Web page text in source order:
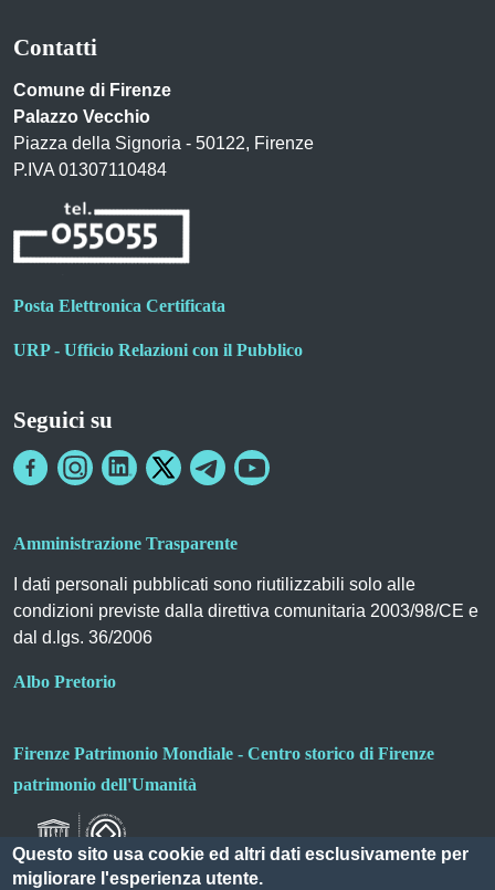
Contatti
Comune di Firenze
Palazzo Vecchio
Piazza della Signoria - 50122, Firenze
P.IVA 01307110484
Posta Elettronica Certificata
URP - Ufficio Relazioni con il Pubblico
Seguici su
Amministrazione Trasparente
I dati personali pubblicati sono riutilizzabili solo alle
condizioni previste dalla direttiva comunitaria 2003/98/CE e
dal d.lgs. 36/2006
Albo Pretorio
Firenze Patrimonio Mondiale - Centro storico di Firenze
patrimonio dell'Umanità
Questo sito usa cookie ed altri dati esclusivamente per
migliorare l'esperienza utente.